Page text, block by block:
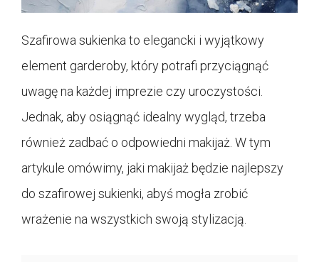
Szafirowa sukienka to elegancki i wyjątkowy
element garderoby, który potrafi przyciągnąć
uwagę na każdej imprezie czy uroczystości.
Jednak, aby osiągnąć idealny wygląd, trzeba
również zadbać o odpowiedni makijaż. W tym
artykule omówimy, jaki makijaż będzie najlepszy
do szafirowej sukienki, abyś mogła zrobić
wrażenie na wszystkich swoją stylizacją.